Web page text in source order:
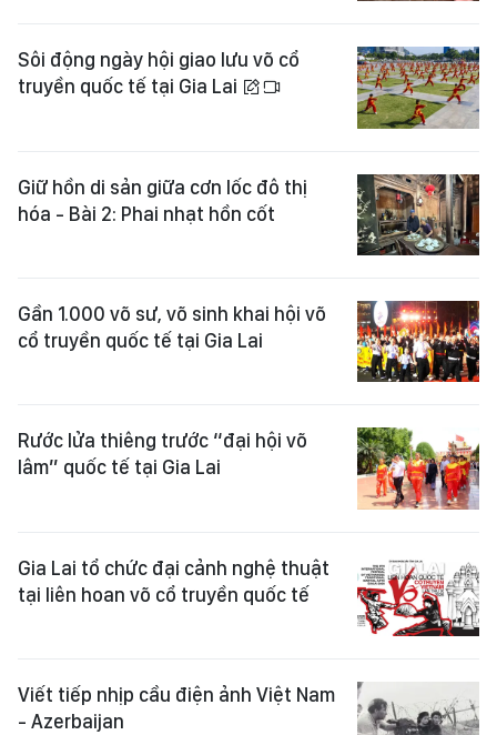
Sôi động ngày hội giao lưu võ cổ
truyền quốc tế tại Gia Lai
Giữ hồn di sản giữa cơn lốc đô thị
hóa - Bài 2: Phai nhạt hồn cốt
Gần 1.000 võ sư, võ sinh khai hội võ
cổ truyền quốc tế tại Gia Lai
Rước lửa thiêng trước “đại hội võ
lâm” quốc tế tại Gia Lai
Gia Lai tổ chức đại cảnh nghệ thuật
tại liên hoan võ cổ truyền quốc tế
Viết tiếp nhịp cầu điện ảnh Việt Nam
- Azerbaijan